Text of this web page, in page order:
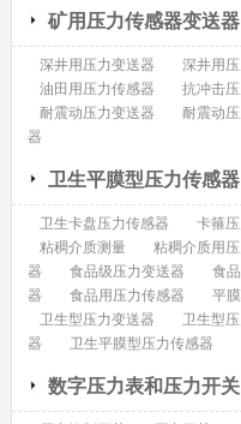
矿用压力传感器变送器
深井用压力变送器 深井用
油田用压力传感器
抗冲击
耐震动压力变送器
耐震动
器
卫生平膜型压力传感器
卫生卡盘压力传感器 卡箍
粘稠介质测量
粘稠介质用
器
食品级压力变送器 食
器
食品用压力传感器 平
卫生型压力变送器
卫生型
器
卫生平膜型压力传感器
数字压力表和压力开关